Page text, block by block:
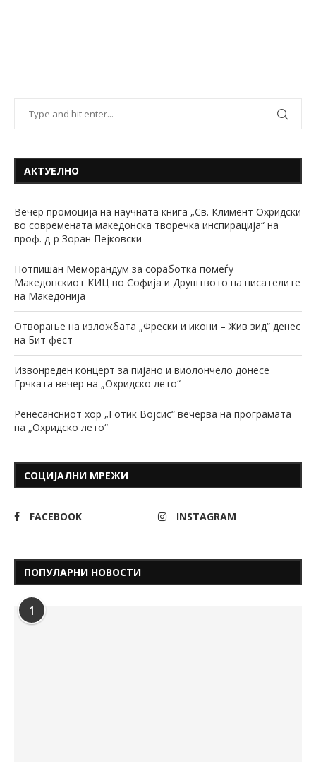
АКТУЕЛНО
Вечер промоција на научната книга „Св. Климент Охридски
во современата македонска творечка инспирација“ на
проф. д-р Зоран Пејковски
Потпишан Меморандум за соработка помеѓу
Македонскиот КИЦ во Софија и Друштвото на писателите
на Македонија
Отворање на изложбата „Фрески и икони – Жив зид“ денес
на Бит фест
Извонреден концерт за пијано и виолончело донесе
Грчката вечер на „Охридско лето“
Ренесансниот хор „Готик Војсис“ вечерва на програмата
на „Охридско лето“
СОЦИЈАЛНИ МРЕЖИ
FACEBOOK INSTAGRAM
ПОПУЛАРНИ НОВОСТИ
1